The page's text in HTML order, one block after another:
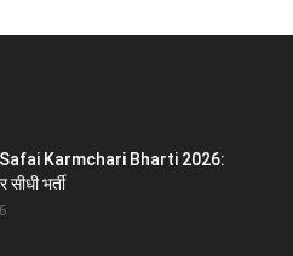
Karmchari Bharti 2026:
भर्ती